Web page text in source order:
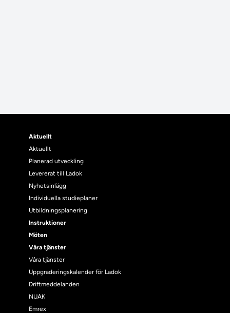
Aktuellt
Aktuellt
Planerad utveckling
Levererat till Ladok
Nyhetsinlägg
Individuella studieplaner
Utbildningsplanering
Instruktioner
Möten
Våra tjänster
Våra tjänster
Uppgraderingskalender för Ladok
Driftmeddelanden
NUAK
Emrex